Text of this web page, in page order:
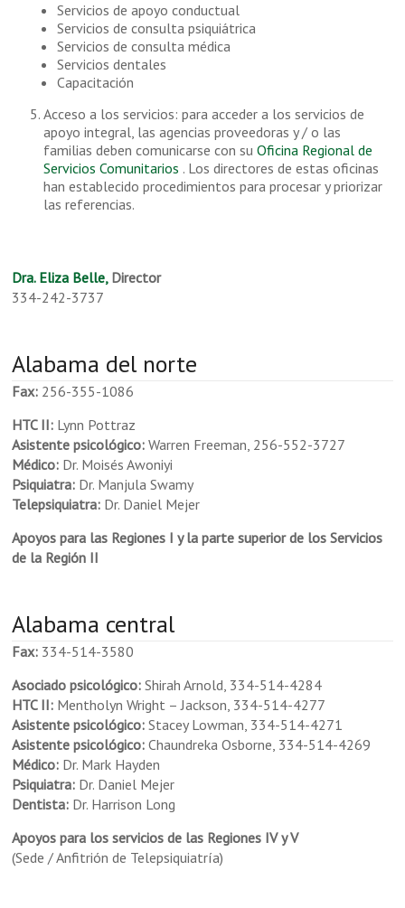
Servicios de apoyo conductual
Servicios de consulta psiquiátrica
Servicios de consulta médica
Servicios dentales
Capacitación
Acceso a los servicios: para acceder a los servicios de
apoyo integral, las agencias proveedoras y / o las
familias deben comunicarse con su Oficina Regional de
Servicios Comunitarios . Los directores de estas oficinas
han establecido procedimientos para procesar y priorizar
las referencias.
Dra. Eliza Belle,Director
334-242-3737
Alabama del norte
Fax: 256-355-1086
HTC II: Lynn Pottraz
Asistente psicológico: Warren Freeman, 256-552-3727
Médico: Dr. Moisés Awoniyi
Psiquiatra: Dr. Manjula Swamy
Telepsiquiatra: Dr. Daniel Mejer
Apoyos para las Regiones I y la parte superior de los Servicios
de la Región II
Alabama central
Fax: 334-514-3580
Asociado psicológico: Shirah Arnold, 334-514-4284
HTC II: Mentholyn Wright – Jackson, 334-514-4277
Asistente psicológico: Stacey Lowman, 334-514-4271
Asistente psicológico: Chaundreka Osborne, 334-514-4269
Médico: Dr. Mark Hayden
Psiquiatra: Dr. Daniel Mejer
Dentista: Dr. Harrison Long
Apoyos para los servicios de las Regiones IV y V
(Sede / Anfitrión de Telepsiquiatría)